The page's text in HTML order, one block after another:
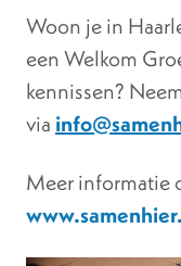
Woon je in
een Welkom
kennissen?
via
Meer informatie